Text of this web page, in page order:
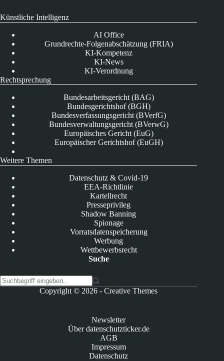
Künstliche Intelligenz
AI Office
Grundrechte-Folgenabschätzung (FRIA)
KI-Kompetenz
KI-News
KI-Verordnung
Rechtsprechung
Bundesarbeitsgericht (BAG)
Bundesgerichtshof (BGH)
Bundesverfassungsgericht (BVerfG)
Bundesverwaltungsgericht (BVerwG)
Europäisches Gericht (EuG)
Europäischer Gerichtshof (EuGH)
Weitere Themen
Datenschutz & Covid-19
EEA-Richtlinie
Kartellrecht
Presseprivileg
Shadow Banning
Spionage
Vorratsdatenspeicherung
Werbung
Wettbewerbsrecht
Suche
Copyright © 2026 -Creative Themes
Newsletter
Über datenschutzticker.de
AGB
Impressum
Datenschutz